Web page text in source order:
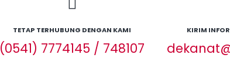
TETAP TERHUBUNG DENGAN KAMI
(0541) 7774145 / 748107
KIRIM